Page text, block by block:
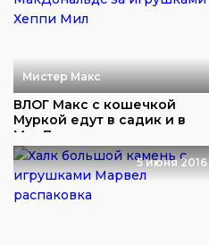
Мистер Макс
ВЛОГ Макс с кошечкой
Муркой едут в садик и в
МакДональдс за ...
5 июня 2016